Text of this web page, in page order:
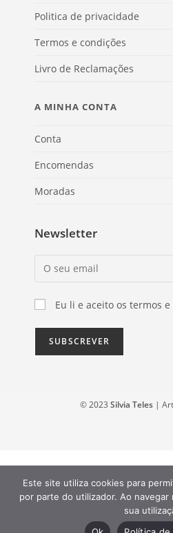
Politica de privacidade
Termos e condições
Livro de Reclamações
A MINHA CONTA
Conta
Encomendas
Moradas
Newsletter
Eu li e aceito os termos
© 2023 Silvia Teles|
Este site utiliza cookies para
por parte do utilizador. Ao
sua